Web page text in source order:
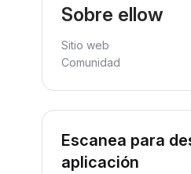
Sobre ellow
Sitio web
Comunidad
Escanea para
aplicación